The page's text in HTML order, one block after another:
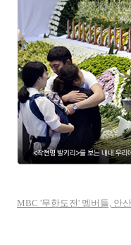
MBC '무한도전' 멤버들, 안